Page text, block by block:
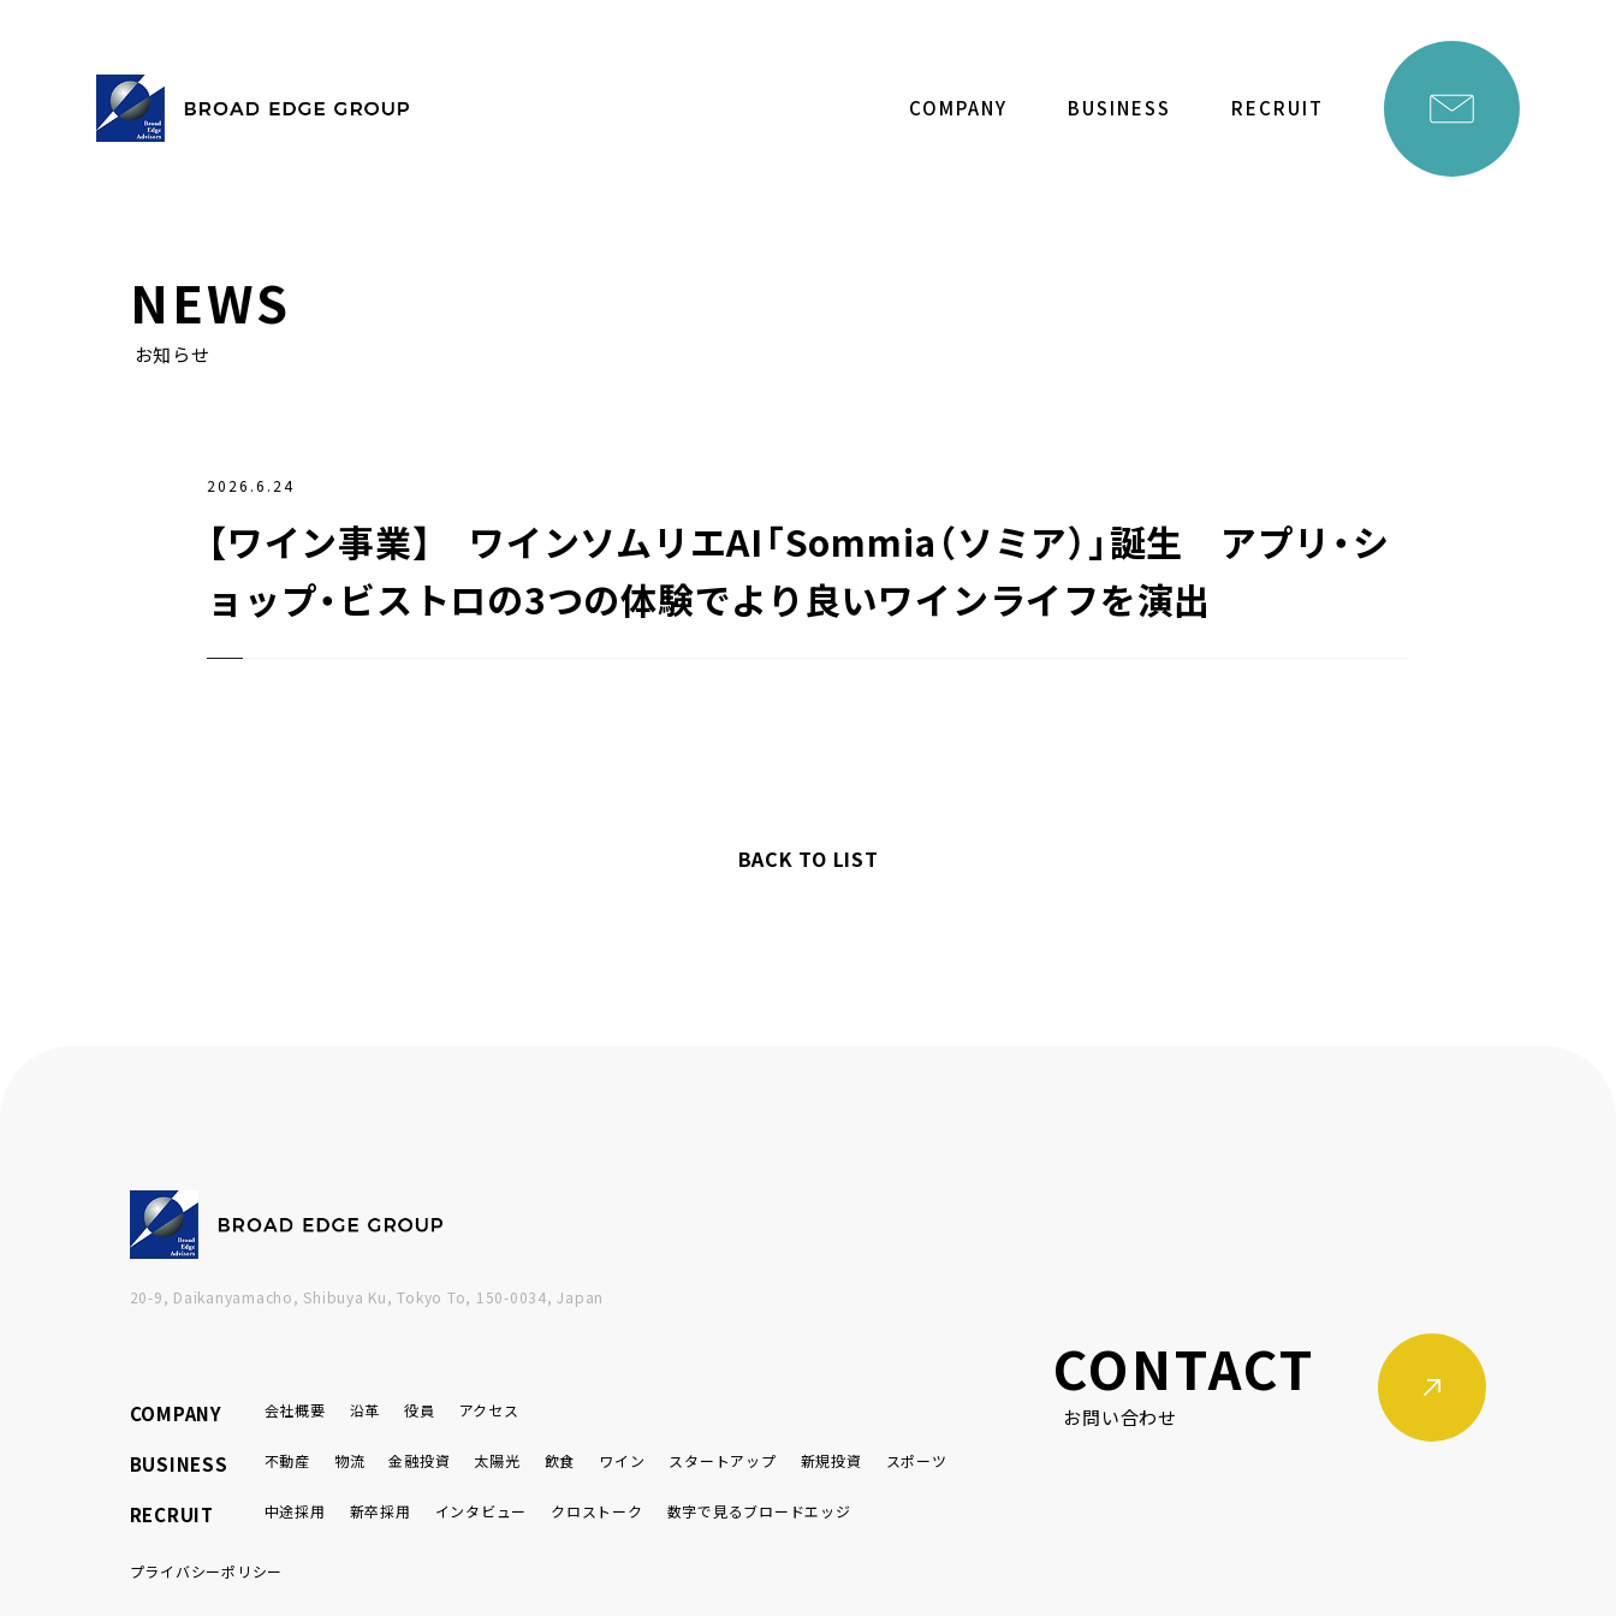
COMPANY BUSINESS RECRUIT
NEWS
お知らせ
2026.6.24
【ワイン事業】 ワインソムリエAI「Sommia（ソミア）」誕生 アプリ・シ
ョップ・ビストロの3つの体験でより良いワインライフを演出
BACK TO LIST
20-9, Daikanyamacho, Shibuya Ku, Tokyo To, 150-0034, Japan
COMPANY 会社概要 沿革 役員 アクセス
BUSINESS 不動産 物流 金融投資 太陽光 飲食 ワイン スタートアップ 新規投資 スポーツ
RECRUIT 中途採用 新卒採用 インタビュー クロストーク 数字で見るブロードエッジ
プライバシーポリシー
CONTACT
お問い合わせ